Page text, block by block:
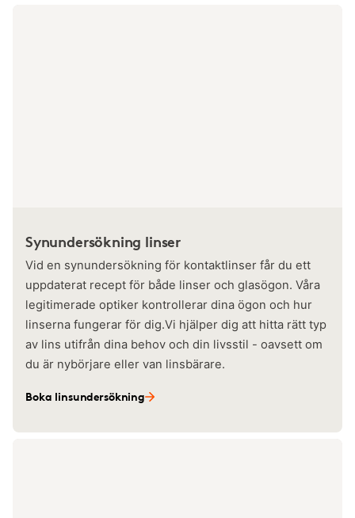
Synundersökning linser
Vid en synundersökning för kontaktlinser får du ett
uppdaterat recept för både linser och glasögon. Våra
legitimerade optiker kontrollerar dina ögon och hur
linserna fungerar för dig.Vi hjälper dig att hitta rätt typ
av lins utifrån dina behov och din livsstil - oavsett om
du är nybörjare eller van linsbärare.
Boka linsundersökning